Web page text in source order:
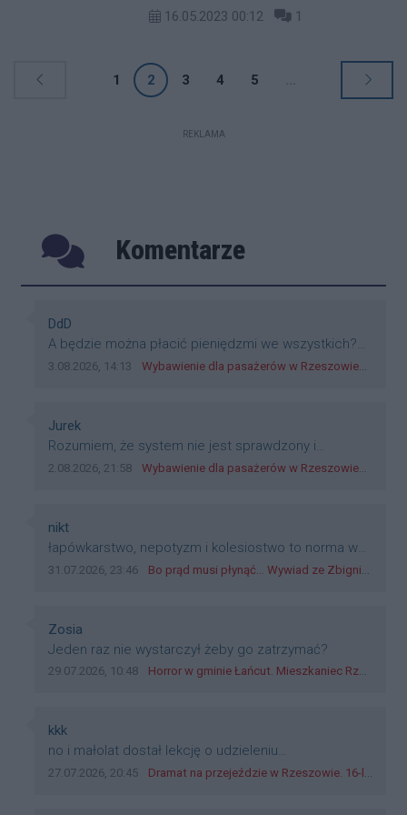
16.05.2023 00:12
1
1 2 3 4 5
REKLAMA
Komentarze
Autor komentarza:
DdD
Treść komentarza:
A będzie można płacić pieniędzmi we wszystkich?
Bo banknoty emitowane przez Narodowy Bank
dyskryminację.
Data dodania komentarza:
3.08.2026, 14:13 Źródło komentarza:
Wybawienie dla pasażerów w Rzeszowie? W mieście ruszyły testy nowego rozwiązania
Autor komentarza:
Jurek
Treść komentarza:
Rozumiem, że system nie jest sprawdzony i
przetestowany. Wybieram się z mim młodym do
radę. Albo ogarną, jak to teraz młode ludzie mówią.
Data dodania komentarza:
2.08.2026, 21:58 Źródło komentarza:
Wybawienie dla pasażerów w Rzeszowie? W mieście ruszyły testy nowego rozwiązania
Autor komentarza:
nikt
Treść komentarza:
łapówkarstwo, nepotyzm i kolesiostwo to norma w
pge dystrybucja rzeszów, takie ***e jak wozowicz
Data dodania komentarza:
31.07.2026, 23:46 Źródło komentarza:
Bo prąd musi płynąć... Wywiad ze Zbigniewem Możdżeniem - Dyrektorem Generalnym Oddziału PGE Dystrybucja w Rzeszowie
Autor komentarza:
Zosia
Treść komentarza:
Jeden raz nie wystarczył żeby go zatrzymać?
Data dodania komentarza:
29.07.2026, 10:48 Źródło komentarza:
Horror w gminie Łańcut. Mieszkaniec Rzeszowa terroryzował rodzinę nożem i zaatakował policjantów! [VIDEO]
Autor komentarza:
kkk
Treść komentarza:
no i małolat dostał lekcję o udzieleniu
pierwszeństwa
Data dodania komentarza:
27.07.2026, 20:45 Źródło komentarza:
Dramat na przejeździe w Rzeszowie. 16-latek na hulajnodze wjechał wprost pod szynobus